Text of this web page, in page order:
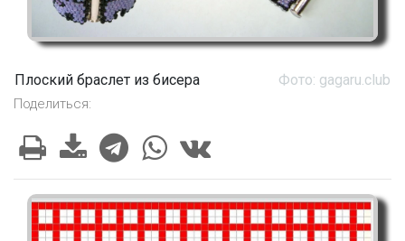
Плоский браслет из бисера Фото: gagaru.club
Поделиться: